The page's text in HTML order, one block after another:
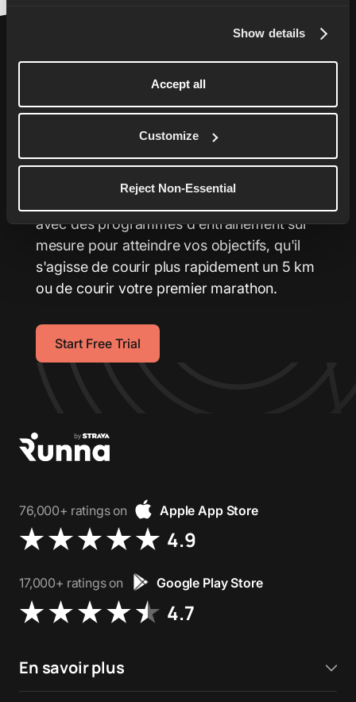
Show details
Accept all
Customize
Reject Non-Essential
Faites passer votre
course à l'étape suivante
avec des programmes d'entraînement sur
mesure pour atteindre vos objectifs, qu'il
s'agisse de courir plus rapidement un 5 km
ou de courir votre premier marathon.
Start Free Trial
76,000+ ratings on Apple App Store
4.9
17,000+ ratings on Google Play Store
4.7
En savoir plus